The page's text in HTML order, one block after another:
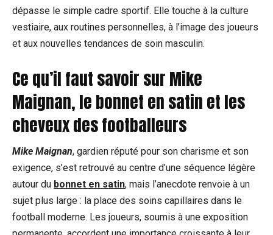
dépasse le simple cadre sportif. Elle touche à la culture
vestiaire, aux routines personnelles, à l’image des joueurs
et aux nouvelles tendances de soin masculin.
Ce qu’il faut savoir sur Mike
Maignan, le bonnet en satin et les
cheveux des footballeurs
Mike Maignan, gardien réputé pour son charisme et son
exigence, s’est retrouvé au centre d’une séquence légère
autour du bonnet en satin, mais l’anecdote renvoie à un
sujet plus large : la place des soins capillaires dans le
football moderne. Les joueurs, soumis à une exposition